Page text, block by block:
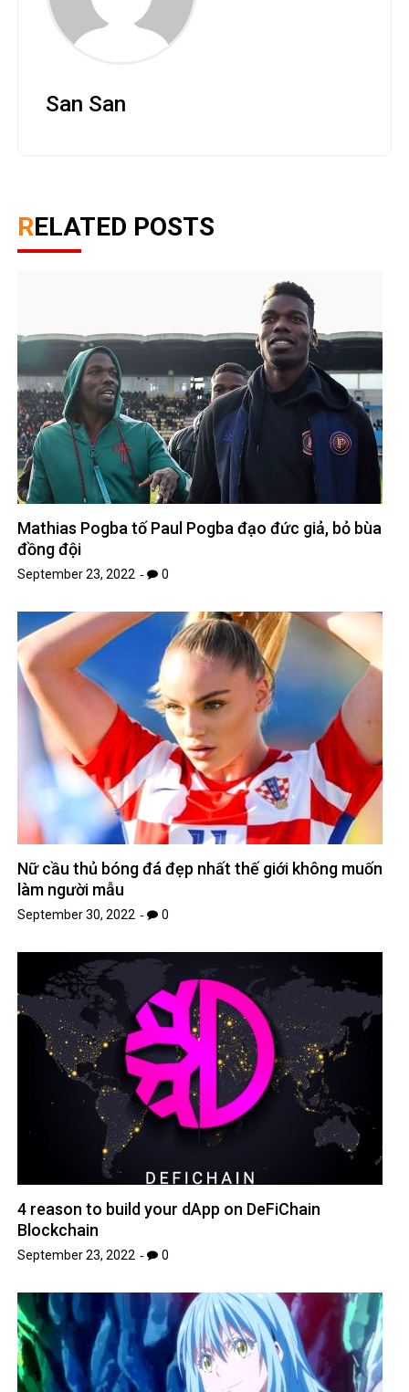
San San
RELATED POSTS
Mathias Pogba tố Paul Pogba đạo đức giả, bỏ bùa
đồng đội
September 23, 2022 0
Nữ cầu thủ bóng đá đẹp nhất thế giới không muốn
làm người mẫu
September 30, 2022 0
4 reason to build your dApp on DeFiChain
Blockchain
September 23, 2022 0